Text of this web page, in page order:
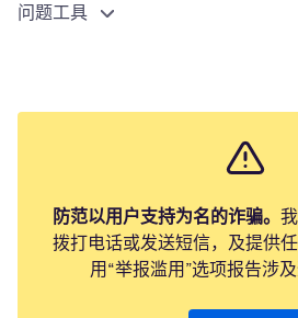
问题工具
防范以用户支持为名的诈骗。
拨打电话或发送短信，及提供
用“举报滥用”选项报告涉及